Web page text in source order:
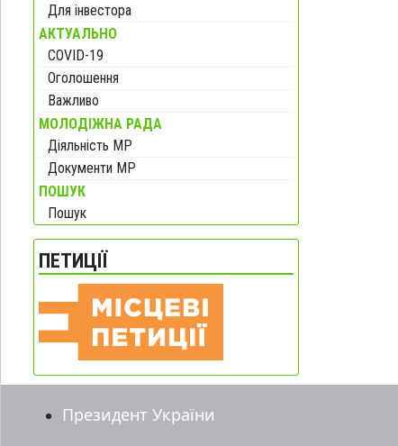
Для інвестора
АКТУАЛЬНО
COVID-19
Оголошення
Важливо
МОЛОДІЖНА РАДА
Діяльність МР
Документи МР
ПОШУК
Пошук
ПЕТИЦІЇ
Президент України